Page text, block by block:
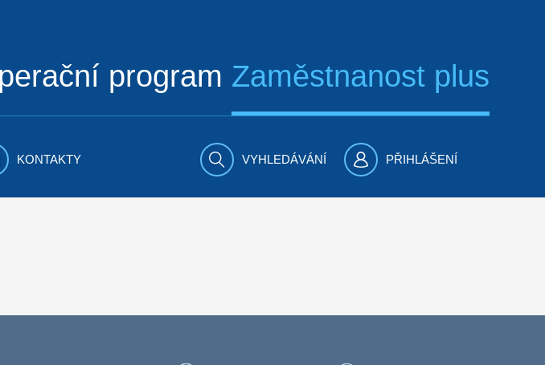
program Zaměstnanost plus
KONTAKTY VYHLEDÁVÁNÍ PŘIHLÁŠENÍ